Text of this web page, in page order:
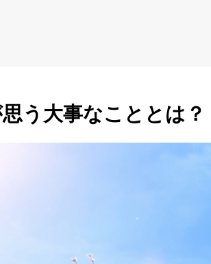
思う大事なこととは？